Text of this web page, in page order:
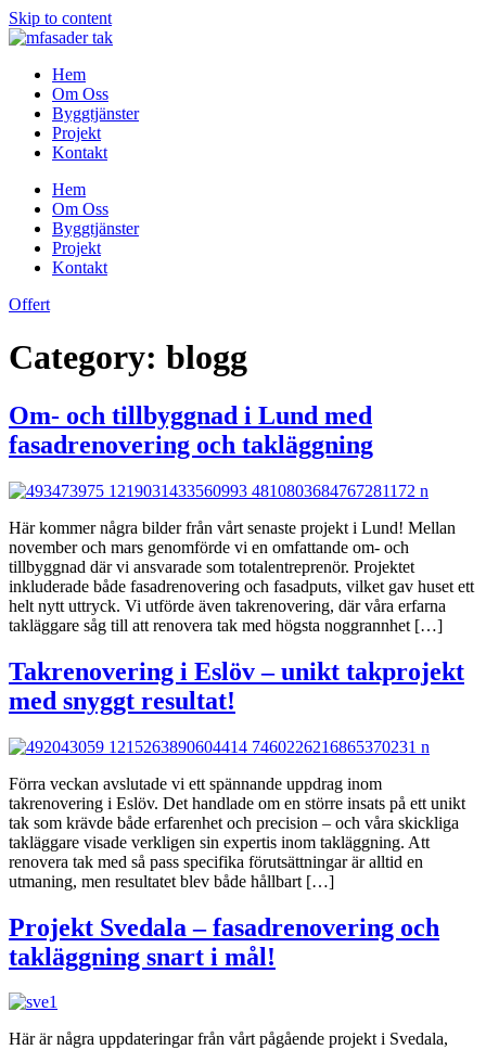
Skip to content
Hem
Om Oss
Byggtjänster
Projekt
Kontakt
Hem
Om Oss
Byggtjänster
Projekt
Kontakt
Offert
Category: blogg
Om- och tillbyggnad i Lund med
fasadrenovering och takläggning
Här kommer några bilder från vårt senaste projekt i Lund! Mellan
november och mars genomförde vi en omfattande om- och
tillbyggnad där vi ansvarade som totalentreprenör. Projektet
inkluderade både fasadrenovering och fasadputs, vilket gav huset ett
helt nytt uttryck. Vi utförde även takrenovering, där våra erfarna
takläggare såg till att renovera tak med högsta noggrannhet […]
Takrenovering i Eslöv – unikt takprojekt
med snyggt resultat!
Förra veckan avslutade vi ett spännande uppdrag inom
takrenovering i Eslöv. Det handlade om en större insats på ett unikt
tak som krävde både erfarenhet och precision – och våra skickliga
takläggare visade verkligen sin expertis inom takläggning. Att
renovera tak med så pass specifika förutsättningar är alltid en
utmaning, men resultatet blev både hållbart […]
Projekt Svedala – fasadrenovering och
takläggning snart i mål!
Här är några uppdateringar från vårt pågående projekt i Svedala,